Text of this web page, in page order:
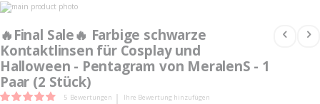
Skip
to
end
of
the
images
gallery
the
beginning
of
the
images
gallery
🔥Final Sale🔥 Farbige schwarze
Kontaktlinsen für Cosplay und
Halloween - Pentagram von MeralenS - 1
Paar (2 Stück)
Bewertung: 5 Bewertungen Ihre Bewertung hinzufügen